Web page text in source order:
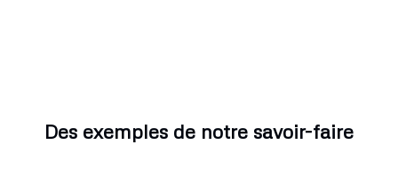
Des exemples de notre savoir-faire